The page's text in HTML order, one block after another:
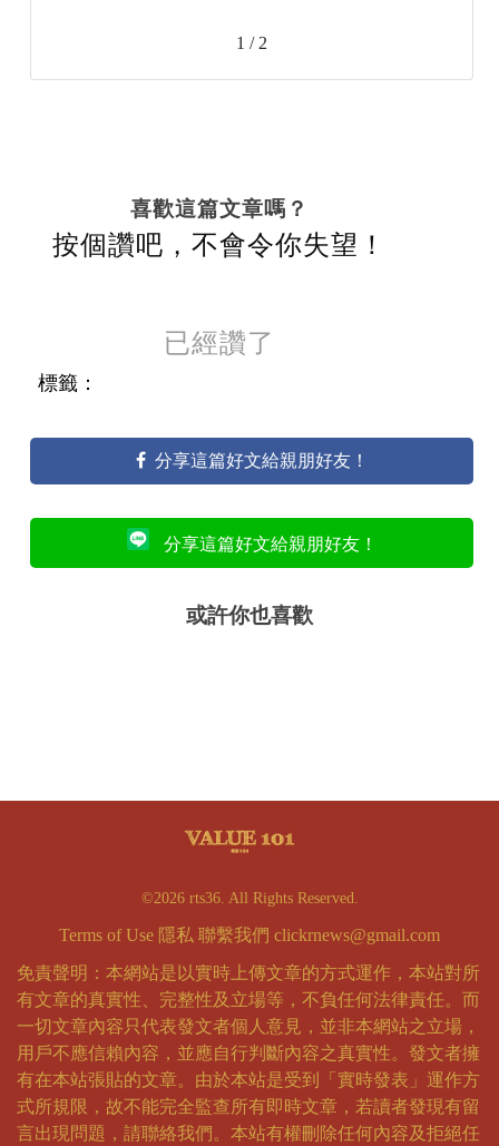
1 / 2
喜歡這篇文章嗎？
按個讚吧，不會令你失望！
已經讚了
標籤：
分享這篇好文給親朋好友！
分享這篇好文給親朋好友！
或許你也喜歡
©2026 rts36. All Rights Reserved.
Terms of Use 隱私 聯繫我們 clickrnews@gmail.com
免責聲明：本網站是以實時上傳文章的方式運作，本站對所
有文章的真實性、完整性及立場等，不負任何法律責任。而
一切文章內容只代表發文者個人意見，並非本網站之立場，
用戶不應信賴內容，並應自行判斷內容之真實性。發文者擁
有在本站張貼的文章。由於本站是受到「實時發表」運作方
式所規限，故不能完全監查所有即時文章，若讀者發現有留
言出現問題，請聯絡我們。本站有權刪除任何內容及拒絕任